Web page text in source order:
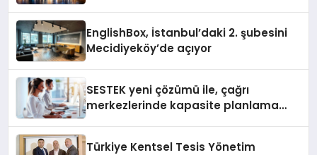
EnglishBox, İstanbul’daki 2. şubesini
Mecidiyeköy’de açıyor
SESTEK yeni çözümü ile, çağrı
merkezlerinde kapasite planlama
Türkiye Kentsel Tesis Yönetim